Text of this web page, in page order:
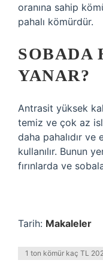
oranına sahip
pahalı kömürdür.
SOBADA
YANAR?
Antrasit yüksek
temiz ve çok az
daha pahalıdır
kullanılır. Bunun
fırınlarda ve
Tarih: Makaleler
1 ton kömür kaç TL